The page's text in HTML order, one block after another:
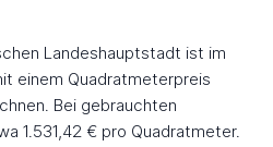
Landeshauptstadt ist im
einem Quadratmeterpreis
Bei gebrauchten
1.531,42 € pro Quadratmeter.